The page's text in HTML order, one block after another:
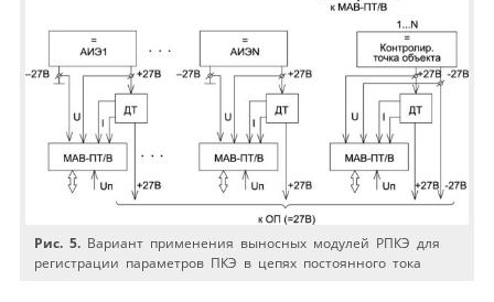
Рис. 5. Вариант применения выносных модулей РПКЭ для
регистрации параметров ПКЭ в цепях постоянного тока